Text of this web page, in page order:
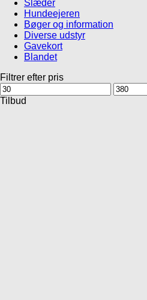
Slæder
Hundeejeren
Bøger og information
Diverse udstyr
Gavekort
Blandet
Filtrer efter pris
Mindste
pris
Højeste
pris
Tilbud